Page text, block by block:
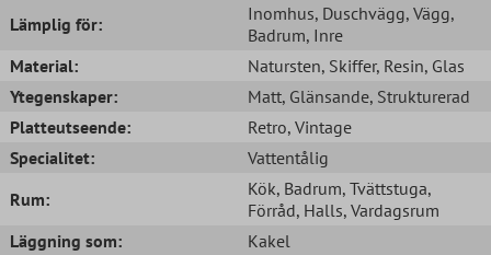
Lämplig för:
Inomhus, Duschvägg, Vägg,
Badrum, Inre
Material:
Natursten, Skiffer, Resin, Glas
Ytegenskaper:
Matt, Glänsande, Strukturerad
Platteutseende:
Retro, Vintage
Specialitet:
Vattentålig
Rum:
Kök, Badrum, Tvättstuga,
Förråd, Halls, Vardagsrum
Läggning som:
Kakel